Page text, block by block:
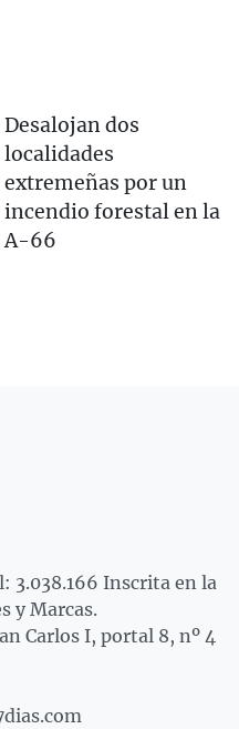
Desalojan dos
localidades
extremeñas por un
incendio forestal en la
A-66
3.038.166 Inscrita en la
y Marcas.
Carlos I, portal 8, nº 4